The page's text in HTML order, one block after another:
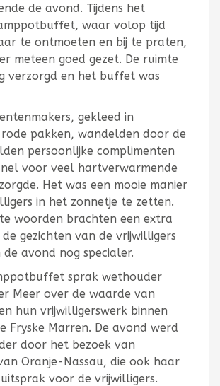
de avond. Tijdens het
waar volop tijd
te ontmoeten en bij te praten,
meteen goed gezet. De ruimte
verzorgd en het buffet was
gekleed in
pakken, wandelden door de
persoonlijke complimenten
voor veel hartverwarmende
Het was een mooie manier
in het zonnetje te zetten.
woorden brachten een extra
gezichten van de vrijwilligers
avond nog specialer.
sprak wethouder
Meer over de waarde van
hun vrijwilligerswerk binnen
Fryske Marren. De avond werd
door het bezoek van
Oranje-Nassau, die ook haar
voor de vrijwilligers.